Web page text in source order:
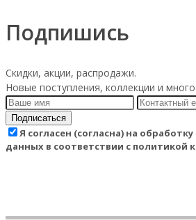
Подпишись
Скидки, акции, распродажи.
Новые поступления, коллекции и
Подписаться
Я согласен (согласна) на
данных в соответствии с политикой